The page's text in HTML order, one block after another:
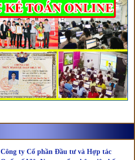
Công ty Cổ phần Đầu tư và Hợp tác